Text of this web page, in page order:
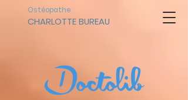
CHARLOTTE BUREAU
Ostéopathe